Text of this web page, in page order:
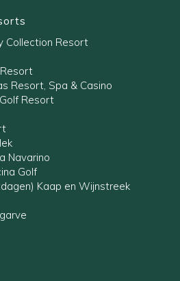
Collection Resort
Resort, Spa & Casino
Resort
Navarino
Golf
Kaap en Wijnstreek